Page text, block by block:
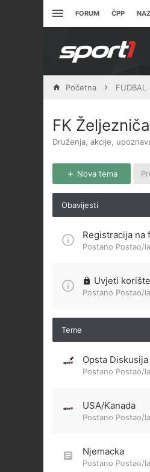
FORUM ČPP
Početna FUDBAL
FK
Druženja, akcije,
Nova tema
Obavijesti
Registracija na
Postano Postao/la
Uvjeti
Postano Postao/la
Teme
Opsta Diskusija
Postano Postao/la
USA/Kanada
Postano Postao/la
Njemacka
Postano Postao/la